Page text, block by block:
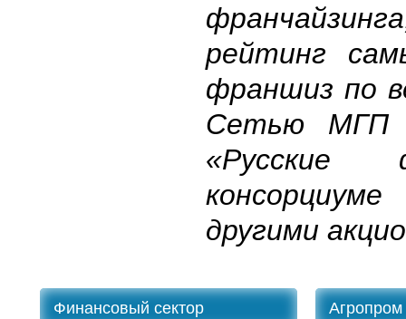
рейтинг
франшиз по
Сетью МГП
другими
Финансовый сектор Агропром